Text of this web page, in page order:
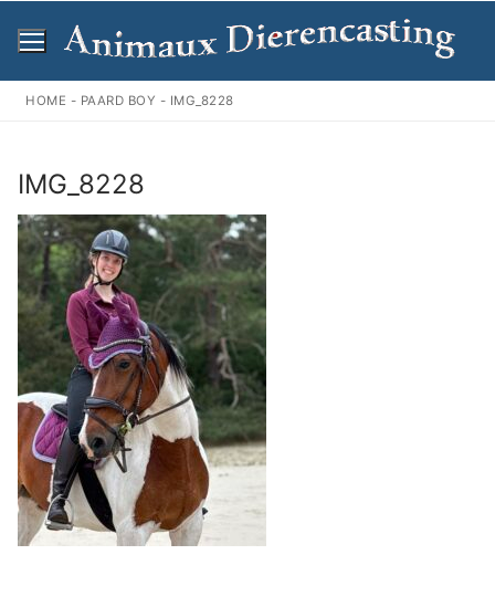
naar
inhoud
HOME - PAARD BOY - IMG_8228
IMG_8228